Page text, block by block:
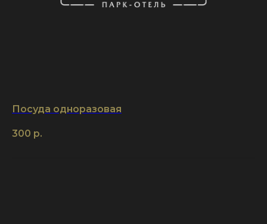
Посуда одноразовая
300 р.